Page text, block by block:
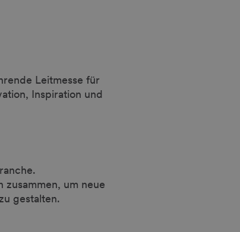
Leitmesse für
Inspiration und
zusammen, um neue
gestalten.